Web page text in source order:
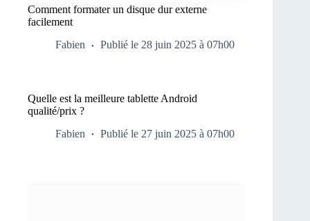
Comment formater un disque dur externe
facilement
Fabien
Publié le 28 juin 2025 à 07h00
Quelle est la meilleure tablette Android
qualité/prix ?
Fabien
Publié le 27 juin 2025 à 07h00